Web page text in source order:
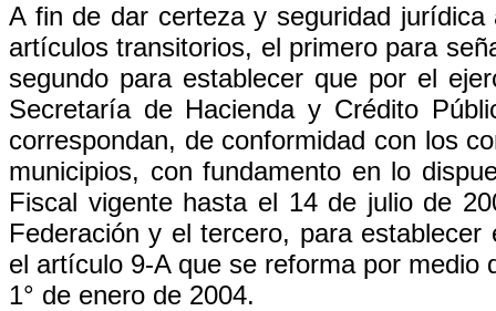
A fin de dar certeza y seguridad
artículos transitorios, el primero para
segundo para establecer que por el
Secretaría de Hacienda y Crédito
correspondan, de conformidad con los
municipios, con fundamento en lo
Fiscal vigente hasta el 14 de julio de
Federación y el tercero, para
el artículo 9-A que se reforma por
1° de enero de 2004.